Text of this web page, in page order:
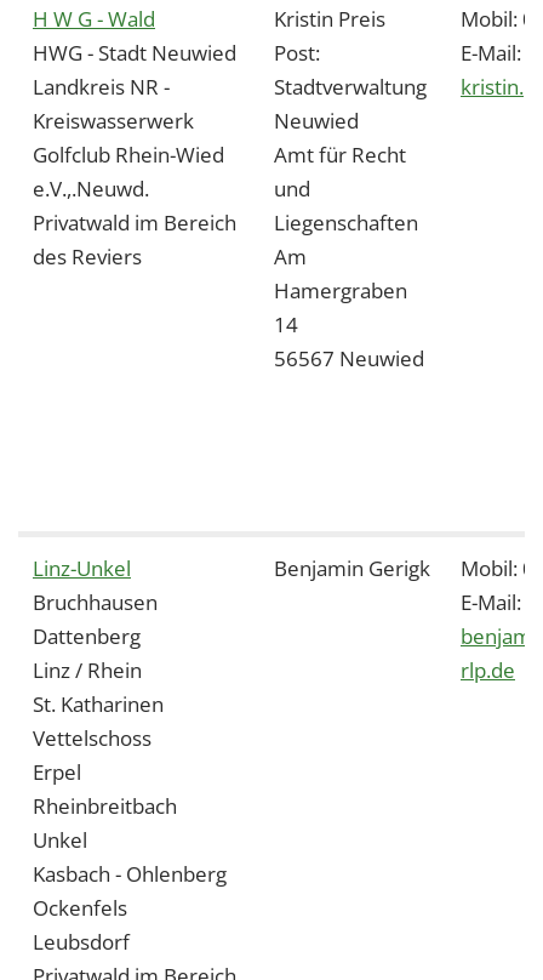
H W G - Wald
HWG - Stadt Neuwied
Landkreis NR -
Kreiswasserwerk
Golfclub Rhein-Wied
e.V.,.Neuwd.
Privatwald im Bereich
des Reviers
Kristin Preis
Post:
Stadtverwaltung
Neuwied
Amt für Recht
und
Liegenschaften
Am
Hamergraben
14
56567 Neuwied
Mobil:
E-Mail:
Linz-Unkel
Bruchhausen
Dattenberg
Linz / Rhein
St. Katharinen
Vettelschoss
Erpel
Rheinbreitbach
Unkel
Kasbach - Ohlenberg
Ockenfels
Leubsdorf
Benjamin Gerigk
Mobil:
E-Mail:
rlp.de